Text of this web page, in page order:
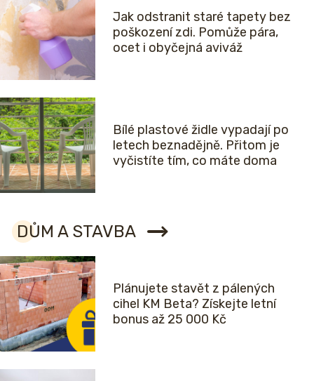
Jak odstranit staré tapety bez
poškození zdi. Pomůže pára,
ocet i obyčejná aviváž
Bílé plastové židle vypadají po
letech beznadějně. Přitom je
vyčistíte tím, co máte doma
DŮM A STAVBA
Plánujete stavět z pálených
cihel KM Beta? Získejte letní
bonus až 25 000 Kč